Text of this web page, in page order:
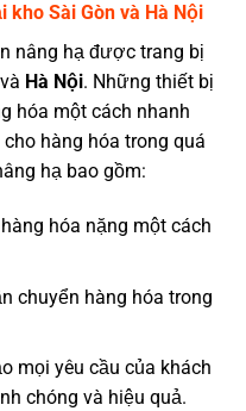
kho Sài Gòn và Hà Nội
nâng hạ được trang bị
và Hà Nội. Những thiết bị
hóa một cách nhanh
hàng hóa trong quá
hạ bao gồm:
hóa nặng một cách
chuyển hàng hóa trong
mọi yêu cầu của khách
chóng và hiệu quả.